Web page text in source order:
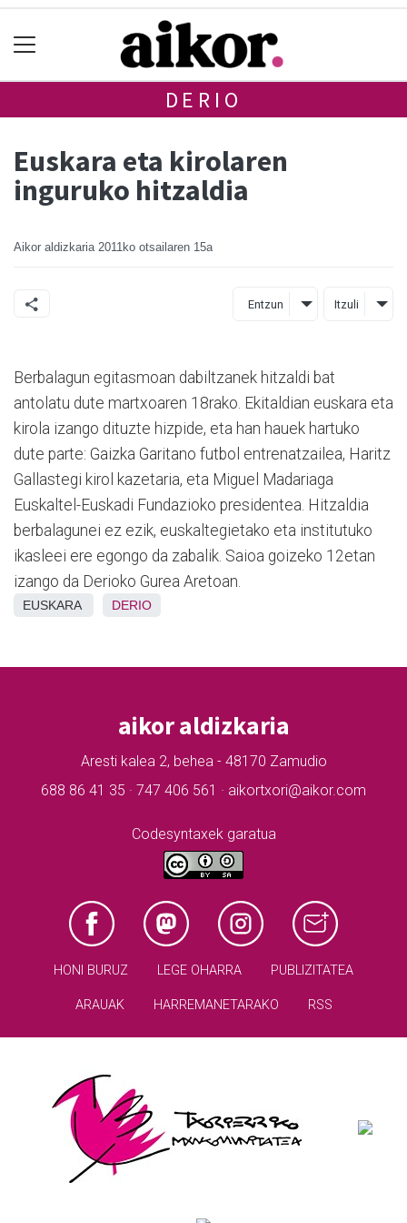
DERIO
Euskara eta kirolaren
inguruko hitzaldia
Aikor aldizkaria 2011ko otsailaren 15a
Entzun Itzuli
Berbalagun egitasmoan dabiltzanek hitzaldi bat
antolatu dute martxoaren 18rako. Ekitaldian euskara eta
kirola izango dituzte hizpide, eta han hauek hartuko
dute parte: Gaizka Garitano futbol entrenatzailea, Haritz
Gallastegi kirol kazetaria, eta Miguel Madariaga
Euskaltel-Euskadi Fundazioko presidentea. Hitzaldia
berbalagunei ez ezik, euskaltegietako eta institutuko
ikasleei ere egongo da zabalik. Saioa goizeko 12etan
izango da Derioko Gurea Aretoan.
EUSKARA DERIO
aikor aldizkaria
Aresti kalea 2, behea - 48170 Zamudio
688 86 41 35 · 747 406 561 · aikortxori@aikor.com
Codesyntaxek garatua
HONI BURUZ LEGE OHARRA PUBLIZITATEA
ARAUAK HARREMANETARAKO RSS